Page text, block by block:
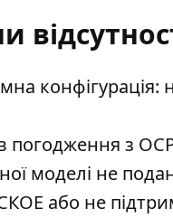
конфігурація:
з
моделі не
або не